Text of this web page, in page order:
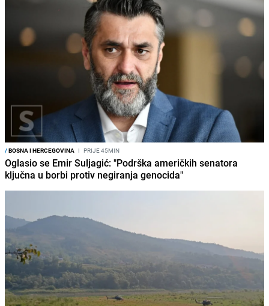
/BOSNA I HERCEGOVINA I PRIJE 45MIN
Oglasio se Emir Suljagić: "Podrška američkih senatora
ključna u borbi protiv negiranja genocida"